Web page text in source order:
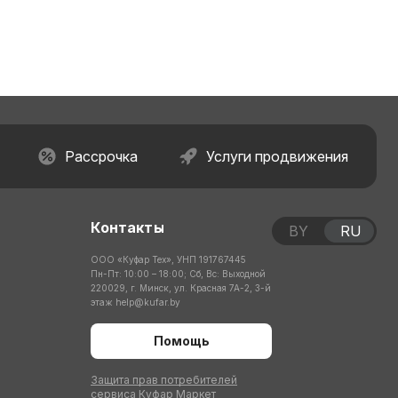
Рассрочка Услуги продвижения
Контакты
ООО «Куфар Тех», УНП 191767445
Пн-Пт: 10:00 – 18:00; Сб, Вс: Выходной
220029, г. Минск, ул. Красная 7А-2, 3-й
этаж help@kufar.by
Помощь
Защита прав потребителей
сервиса Куфар Маркет
BY RU